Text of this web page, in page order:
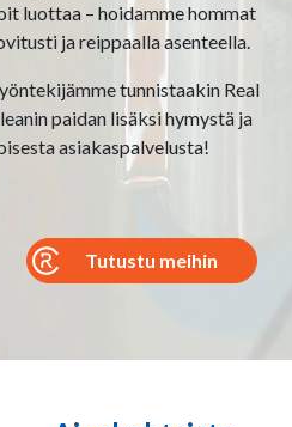
luottaa – hoidamme hommat
ja reippaalla asenteella.
tunnistaakin Real
paidan lisäksi hymystä ja
asiakaspalvelusta!
Tutustu meihin